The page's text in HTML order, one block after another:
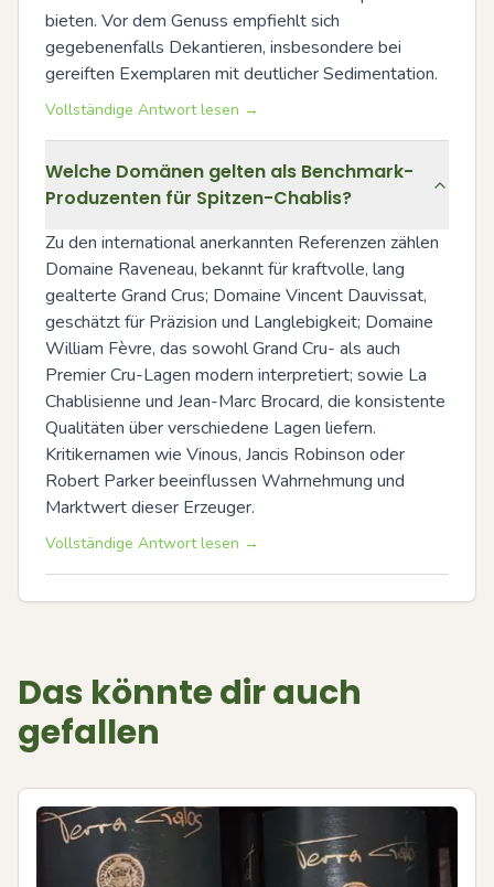
bieten. Vor dem Genuss empfiehlt sich
gegebenenfalls Dekantieren, insbesondere bei
gereiften Exemplaren mit deutlicher Sedimentation.
Vollständige Antwort lesen →
Welche Domänen gelten als Benchmark-
Produzenten für Spitzen-Chablis?
Zu den international anerkannten Referenzen zählen
Domaine Raveneau, bekannt für kraftvolle, lang
gealterte Grand Crus; Domaine Vincent Dauvissat,
geschätzt für Präzision und Langlebigkeit; Domaine
William Fèvre, das sowohl Grand Cru- als auch
Premier Cru-Lagen modern interpretiert; sowie La
Chablisienne und Jean-Marc Brocard, die konsistente
Qualitäten über verschiedene Lagen liefern.
Kritikernamen wie Vinous, Jancis Robinson oder
Robert Parker beeinflussen Wahrnehmung und
Marktwert dieser Erzeuger.
Vollständige Antwort lesen →
Das könnte dir auch
gefallen